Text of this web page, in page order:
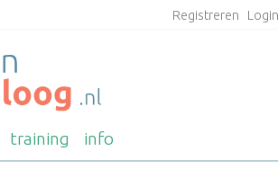
Registreren
training info